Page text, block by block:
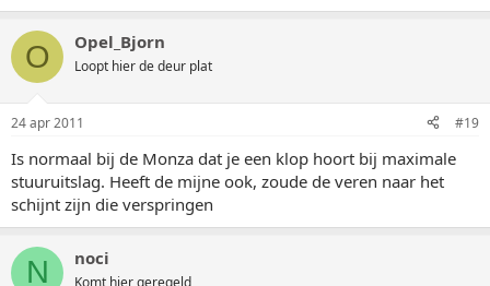
O Opel_Bjorn
Loopt hier de deur plat
24 apr 2011 #19
Is normaal bij de Monza dat je een klop hoort bij maximale
stuuruitslag. Heeft de mijne ook, zoude de veren naar het
schijnt zijn die verspringen
N noci
Komt hier geregeld